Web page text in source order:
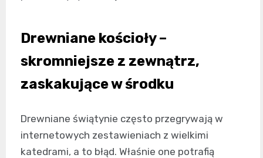
Drewniane kościoły –
skromniejsze z zewnątrz,
zaskakujące w środku
Drewniane świątynie często przegrywają w
internetowych zestawieniach z wielkimi
katedrami, a to błąd. Właśnie one potrafią